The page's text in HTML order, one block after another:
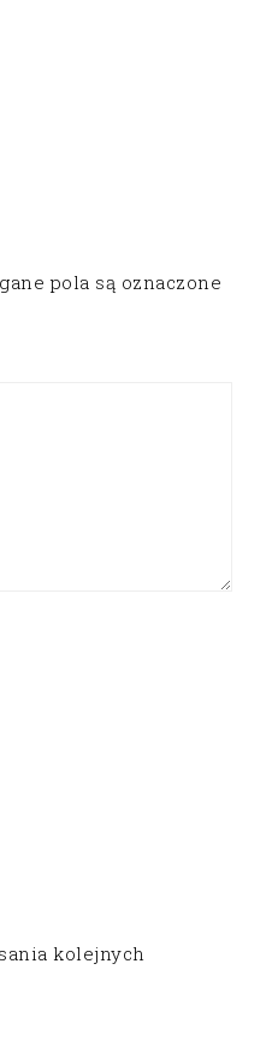
pola są oznaczone
kolejnych